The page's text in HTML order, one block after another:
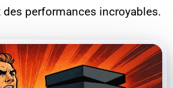
performances incroyables.